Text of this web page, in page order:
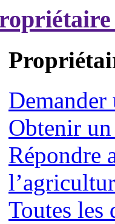
Demander
Obtenir
Répondre
Toutes les